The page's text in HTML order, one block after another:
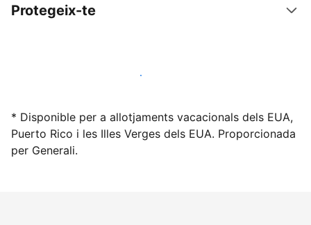
Protegeix-te
Lloga l'allotjament amb nosaltres avui mateix
* Disponible per a allotjaments vacacionals dels EUA,
Puerto Rico i les Illes Verges dels EUA. Proporcionada
per Generali.